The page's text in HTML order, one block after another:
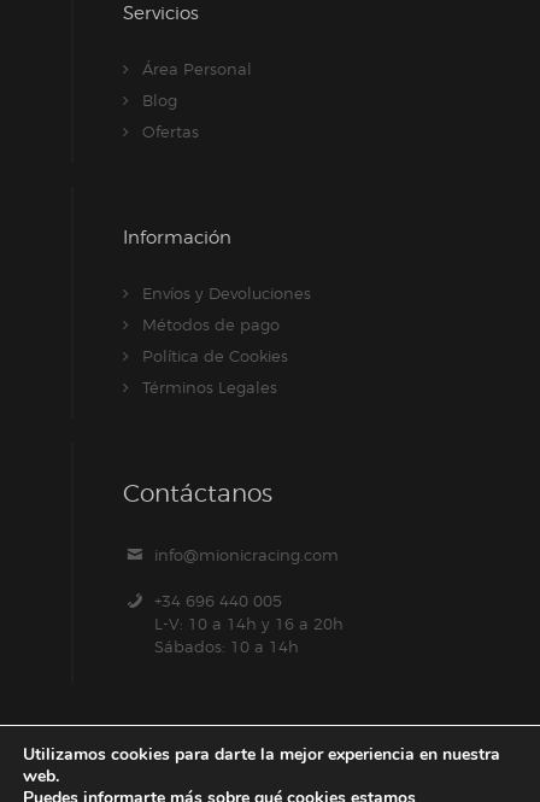
Servicios
Área Personal
Blog
Ofertas
Información
Envíos y Devoluciones
Métodos de pago
Política de Cookies
Términos Legales
Contáctanos
info@mionicracing.com
+34 696 440 005
L-V: 10 a 14h y 16 a 20h
Sábados: 10 a 14h
Utilizamos cookies para darte la mejor experiencia en nuestra
web.